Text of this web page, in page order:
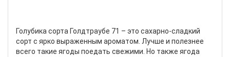
Голубика сорта Голдтраубе 71 – это сахарно-сладкий
сорт с ярко выраженным ароматом. Лучше и полезнее
всего такие ягоды поедать свежими. Но также ягода